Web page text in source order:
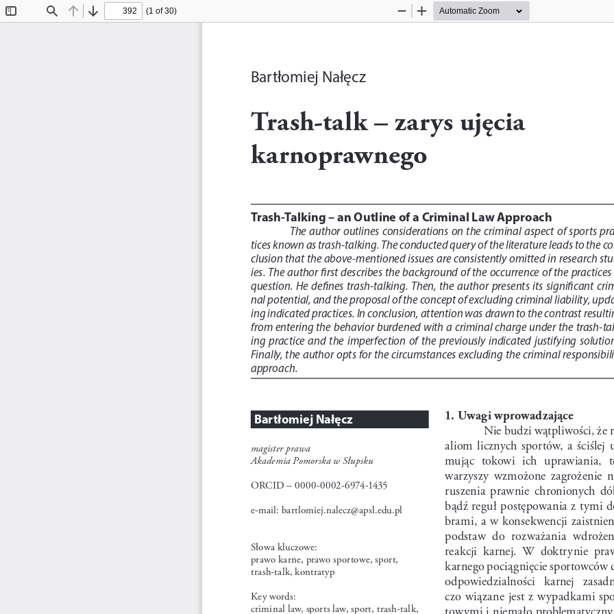
Find Previous
Next
(1 of 30)
Zoom
Zoom
Bartłomiej Nałęcz
Trash-talk – zarys ujęcia
karnoprawnego
Bartłomiej Nałęcz
magister prawa
Akademia Pomorska w Słupsku
ORCID – 0000-0002-6974-1435
e-mail: bartlomiej.nalecz@apsl.edu.pl
Słowa kluczowe:
prawo karne, prawo sportowe, sport,
trash-talk, kontratyp
Key words:
criminal law, sports law, sport, trash-talk,
Trash-Talking – an Outline of a Criminal Law Approach
The  author  outlines  considerations  on  the  criminal  aspect  of  sports
tices known as trash-talking. The conducted query of the literature leads to the
clusion that the above-mentioned issues are consistently omitted in research
ies. The author first describes the background of the occurrence of the practices
question.  He  defines  trash-talking.  Then,  the  author  presents  its  significant
nal potential, and the proposal of the concept of excluding criminal liability,
ing indicated practices. In conclusion, attention was drawn to the contrast
from entering the behavior burdened with a criminal charge under the trash-
ing  practice  and  the  imperfection  of  the  previously  indicated  justifying
Finally, the author opts for the circumstances excluding the criminal
approach.
1. Uwagi wprowadzające
Nie budzi wątpliwości, że
aliom  licznych  sportów,  a  ściślej
mując  tokowi  ich  uprawiania,
warzyszy  wzmożone  zagrożenie
ruszenia  prawnie  chronionych
bądź reguł postępowania z tymi
brami, a w konsekwencji
podstaw  do  rozważania
reakcji  karnej.  W  doktrynie
karnego pociągnięcie sportowców
odpowiedzialności   karnej
czo wiązane jest z wypadkami
towymi i niemało